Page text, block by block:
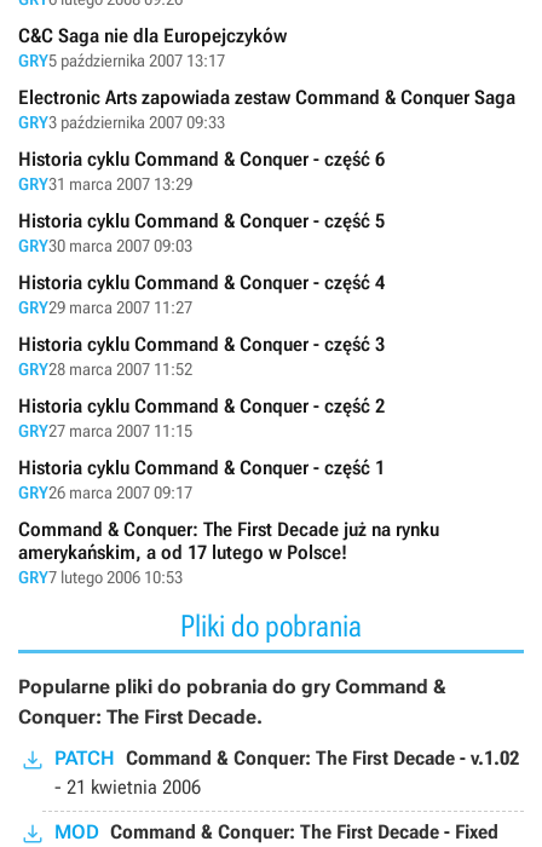
C&C Saga nie dla Europejczyków
GRY5 października 2007 13:17
Electronic Arts zapowiada zestaw Command & Conquer Saga
GRY3 października 2007 09:33
Historia cyklu Command & Conquer - część 6
GRY31 marca 2007 13:29
Historia cyklu Command & Conquer - część 5
GRY30 marca 2007 09:03
Historia cyklu Command & Conquer - część 4
GRY29 marca 2007 11:27
Historia cyklu Command & Conquer - część 3
GRY28 marca 2007 11:52
Historia cyklu Command & Conquer - część 2
GRY27 marca 2007 11:15
Historia cyklu Command & Conquer - część 1
GRY26 marca 2007 09:17
Command & Conquer: The First Decade już na rynku
amerykańskim, a od 17 lutego w Polsce!
GRY7 lutego 2006 10:53
Pliki do pobrania
Popularne pliki do pobrania do gry Command &
Conquer: The First Decade.
PATCH Command & Conquer: The First Decade - v.1.02
- 21 kwietnia 2006
MOD Command & Conquer: The First Decade - Fixed